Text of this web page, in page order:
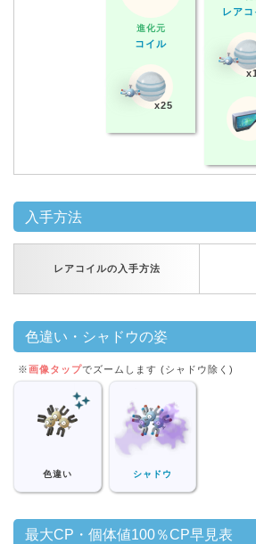
進化元
コイル
x25
レア
入手方法
レアコイルの入手方法
色違い・シャドウの姿
※画像タップでズームします (シャドウ除く)
色違い シャドウ
最大CP・個体値100％CP早見表